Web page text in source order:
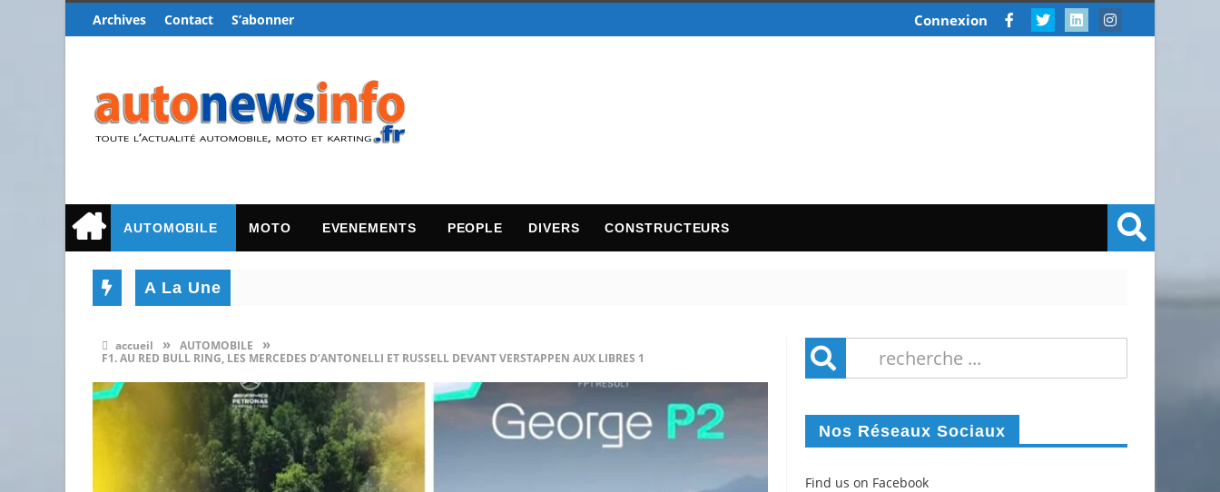
Archives Contact S’abonner Connexion
AUTOMOBILE MOTO EVENEMENTS PEOPLE DIVERS CONSTRUCTEURS
A La Une
accueil » AUTOMOBILE »
F1. AU RED BULL RING, LES MERCEDES D’ANTONELLI ET RUSSELL DEVANT VERSTAPPEN AUX LIBRES 1
Nos Réseaux Sociaux
Find us on Facebook